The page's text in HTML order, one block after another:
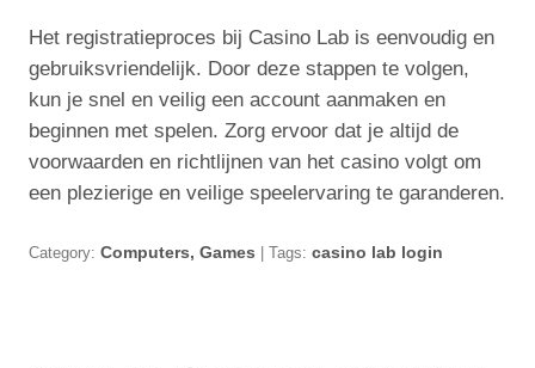
Het registratieproces bij Casino Lab is eenvoudig en
gebruiksvriendelijk. Door deze stappen te volgen,
kun je snel en veilig een account aanmaken en
beginnen met spelen. Zorg ervoor dat je altijd de
voorwaarden en richtlijnen van het casino volgt om
een plezierige en veilige speelervaring te garanderen.
Category: Computers, Games | Tags: casino lab login